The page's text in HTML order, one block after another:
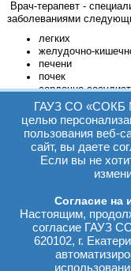
Врач-терапевт -
заболеваниями
легких
желудочно-
печени
почек
сердечно-
мочеполовой
кожи
нарушения
Терапевт ведет прием
необходимости
на нашем
а также
ГАУЗ СО «СОКБ
целью
пользования веб-
сайт, вы даете
Если вы не
Согласие на
Настоящим,
согласие ГАУЗ
620102, г.